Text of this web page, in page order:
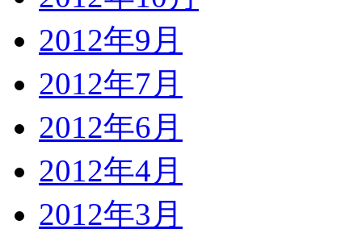
2012年9月
2012年7月
2012年6月
2012年4月
2012年3月